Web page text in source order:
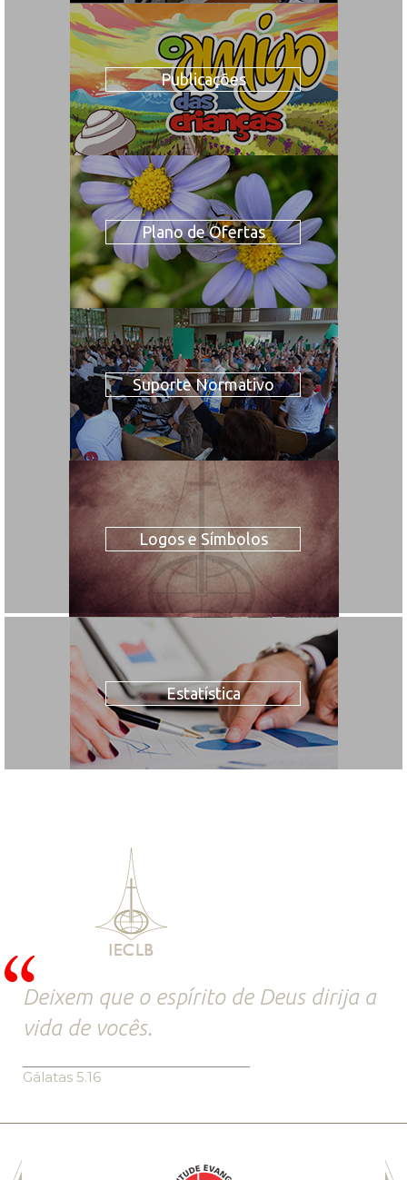
Publicações
Plano de Ofertas
Suporte Normativo
Logos e Símbolos
Estatística
Deixem que o espírito de Deus dirija a
vida de vocês.
Gálatas 5.16